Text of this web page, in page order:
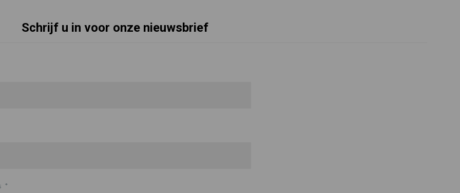
Schrijf u in voor onze nieuwsbrief
*